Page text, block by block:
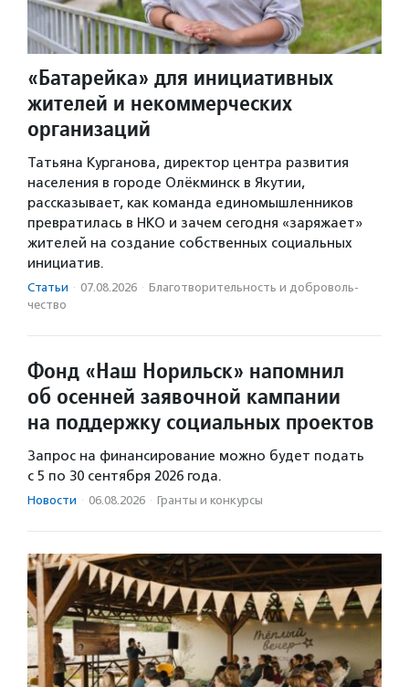
«Батарейка» для инициативных
жителей и некоммерческих
организаций
Татьяна Курганова, директор центра развития
населения в городе Олёкминск в Якутии,
рассказывает, как команда единомышленников
превратилась в НКО и зачем сегодня «заряжает»
жителей на создание собственных социальных
инициатив.
Статьи · 07.08.2026 · Благотвори­тель­ность и доброволь­
чест­во
Фонд «Наш Норильск» напомнил
об осенней заявочной кампании
на поддержку социальных проектов
Запрос на финансирование можно будет подать
с 5 по 30 сентября 2026 года.
Новости · 06.08.2026 · Гранты и конкурсы